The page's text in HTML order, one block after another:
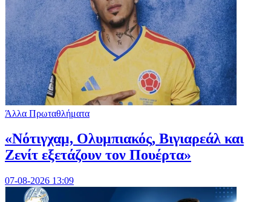
Άλλα Πρωταθλήματα
«Νότιγχαμ, Ολυμπιακός, Βιγιαρεάλ και
Ζενίτ εξετάζουν τον Πουέρτα»
07-08-2026 13:09